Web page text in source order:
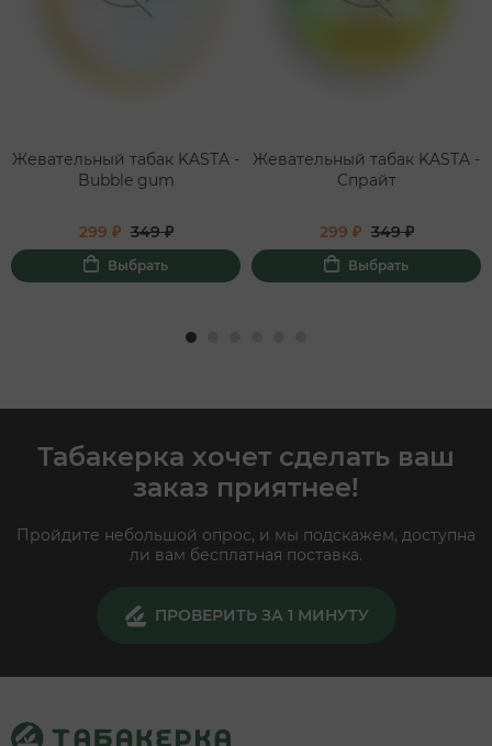
Жевательный табак KASTA -
Bubble gum
299 ₽ 349 ₽
Выбрать
Жевательный табак KASTA -
Спрайт
299 ₽ 349 ₽
Выбрать
Табакерка хочет сделать ваш
заказ приятнее!
Пройдите небольшой опрос, и мы подскажем, доступна
ли вам бесплатная поставка.
ПРОВЕРИТЬ ЗА 1 МИНУТУ